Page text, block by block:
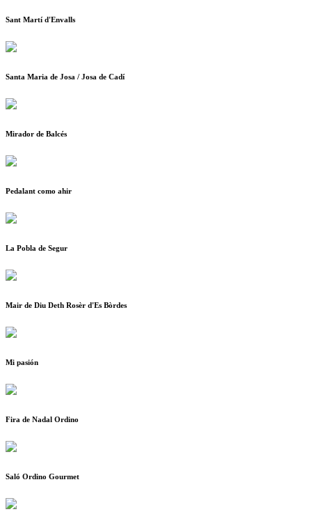
Sant Martí d'Envalls
Santa Maria de Josa / Josa de Cadí
Mirador de Balcés
Pedalant como ahir
La Pobla de Segur
Mair de Diu Deth Rosèr d'Es Bòrdes
Mi pasión
Fira de Nadal Ordino
Saló Ordino Gourmet